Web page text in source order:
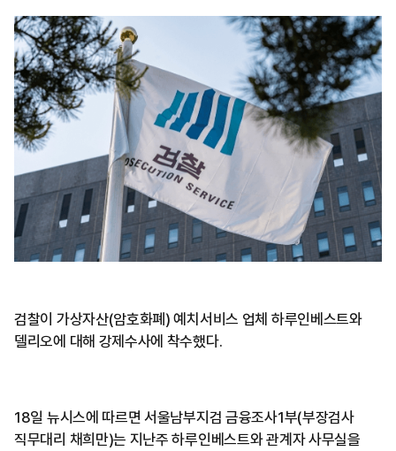
검찰이 가상자산(암호화폐) 예치서비스 업체 하루인베스트와
델리오에 대해 강제수사에 착수했다.
18일 뉴시스에 따르면 서울남부지검 금융조사1부(부장검사
직무대리 채희만)는 지난주 하루인베스트와 관계자 사무실을